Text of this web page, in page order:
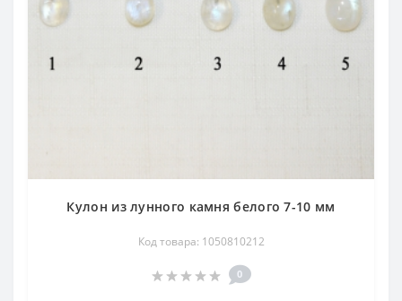
Кулон из лунного камня белого 7-10 мм
Код товара: 1050810212
0